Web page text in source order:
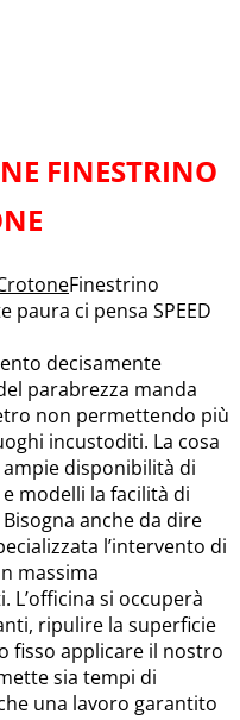
FINESTRINO
Finestrino
paura ci pensa SPEED
decisamente
parabrezza manda
non permettendo più
incustoditi. La cosa
disponibilità di
modelli la facilità di
anche da dire
l’intervento di
massima
si occuperà
ripulire la superficie
fisso applicare il nostro
sia tempi di
una lavoro garantito